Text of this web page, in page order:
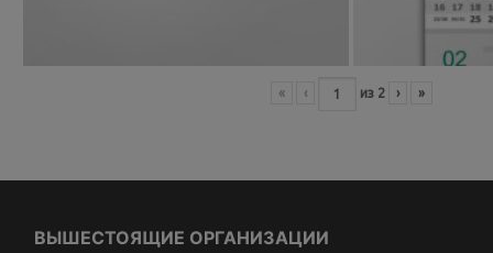
« ‹ из 2 › »
ВЫШЕСТОЯЩИЕ ОРГАНИЗАЦИИ